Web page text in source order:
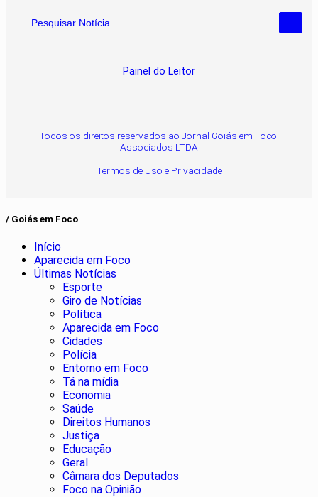
Pesquisar Notícia
Painel do Leitor
Todos os direitos reservados ao Jornal Goiás em Foco
Associados LTDA
Termos de Uso e Privacidade
/ Goiás em Foco
Início
Aparecida em Foco
Últimas Notícias
Esporte
Giro de Notícias
Política
Aparecida em Foco
Cidades
Polícia
Entorno em Foco
Tá na mídia
Economia
Saúde
Direitos Humanos
Justiça
Educação
Geral
Câmara dos Deputados
Foco na Opinião